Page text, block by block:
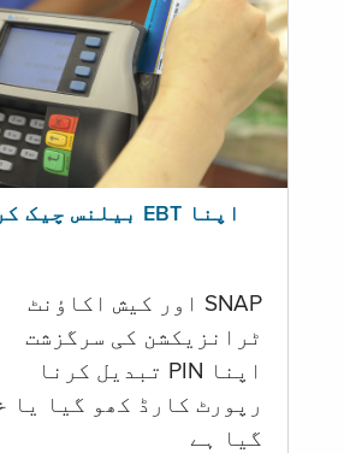
اپنا EBT بیلنس چیک کریں
SNAP اور کیش اکاؤنٹ
ٹرانزیکشن کی سرگزشت
اپنا PIN تبدیل کرنا
رپورٹ کارڈ کھو گیا یا
گيا ہے